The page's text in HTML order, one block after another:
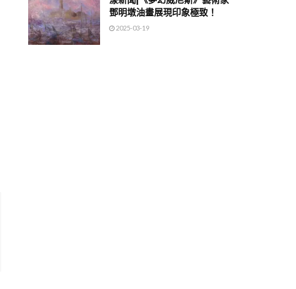
鄧明墩油畫展現印象極致！
2025-03-19